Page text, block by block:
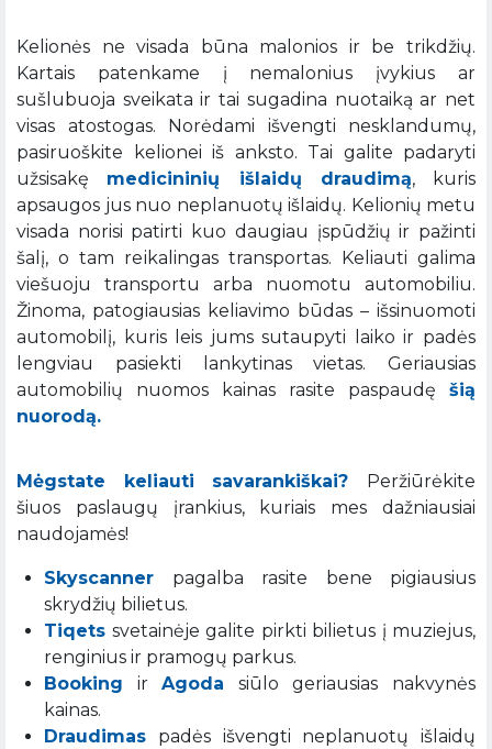
Kelionės ne visada būna malonios ir be trikdžių.
Kartais patenkame į nemalonius įvykius ar
sušlubuoja sveikata ir tai sugadina nuotaiką ar net
visas atostogas. Norėdami išvengti nesklandumų,
pasiruoškite kelionei iš anksto. Tai galite padaryti
užsisakę medicininių išlaidų draudimą, kuris
apsaugos jus nuo neplanuotų išlaidų. Kelionių metu
visada norisi patirti kuo daugiau įspūdžių ir pažinti
šalį, o tam reikalingas transportas. Keliauti galima
viešuoju transportu arba nuomotu automobiliu.
Žinoma, patogiausias keliavimo būdas – išsinuomoti
automobilį, kuris leis jums sutaupyti laiko ir padės
lengviau pasiekti lankytinas vietas. Geriausias
automobilių nuomos kainas rasite paspaudę šią
nuorodą.
Mėgstate keliauti savarankiškai? Peržiūrėkite
šiuos paslaugų įrankius, kuriais mes dažniausiai
naudojamės!
Skyscanner pagalba rasite bene pigiausius
skrydžių bilietus.
Tiqets svetainėje galite pirkti bilietus į muziejus,
renginius ir pramogų parkus.
Booking irAgoda siūlo geriausias nakvynės
kainas.
Draudimas padės išvengti neplanuotų išlaidų